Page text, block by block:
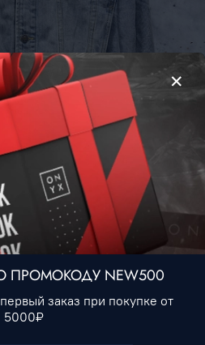
Hilfiger #1 • Голубой
наличии
ПРОМОКОДУ NEW500
заказ при покупке от
5000₽